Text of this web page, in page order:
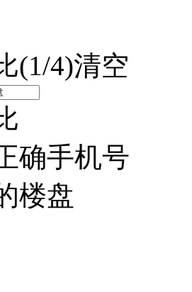
(1/4)清空
确手机号
楼盘